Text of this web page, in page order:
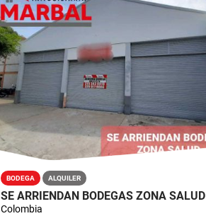
BODEGA ALQUILER
SE ARRIENDAN BODEGAS ZONA SALUD
Colombia